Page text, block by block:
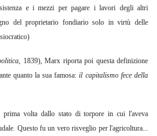
e i mezzi per pagare i lavori degli altri
del proprietario fondiario solo in virtù delle
, 1839), Marx riporta poi questa definizione
quanto la sua famosa:il capitalismo fece della
volta dallo stato di torpore in cui l'aveva
Questo fu un vero risveglio per l'agricoltura...